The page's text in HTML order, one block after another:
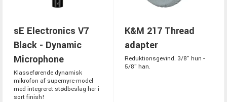
sE Electronics V7
Black - Dynamic
Microphone
Klasseførende dynamisk
mikrofon af supernyre-model
med integreret stødbeslag her i
sort finish!
K&M 217 Thread
adapter
Reduktionsgevind. 3/8" hun -
5/8" han.